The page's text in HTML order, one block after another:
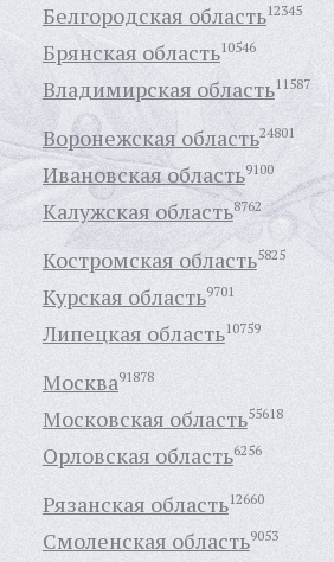
Белгородская область12345
Брянская область10546
Владимирская область11587
Воронежская область24801
Ивановская область9100
Калужская область8762
Костромская область5825
Курская область9701
Липецкая область10759
Москва91878
Московская область55618
Орловская область6256
Рязанская область12660
Смоленская область9053